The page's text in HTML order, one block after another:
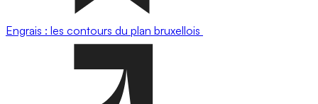
Engrais : les contours du plan bruxellois